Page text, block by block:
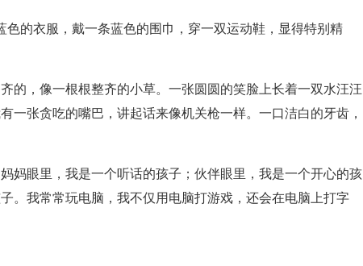
色的衣服，戴一条蓝色的围巾，穿一双运动鞋，显得特别精
的，像一根根整齐的小草。一张圆圆的笑脸上长着一双水汪汪
一张贪吃的嘴巴，讲起话来像机关枪一样。一口洁白的牙齿，
妈眼里，我是一个听话的孩子；伙伴眼里，我是一个开心的孩
。我常常玩电脑，我不仅用电脑打游戏，还会在电脑上打字